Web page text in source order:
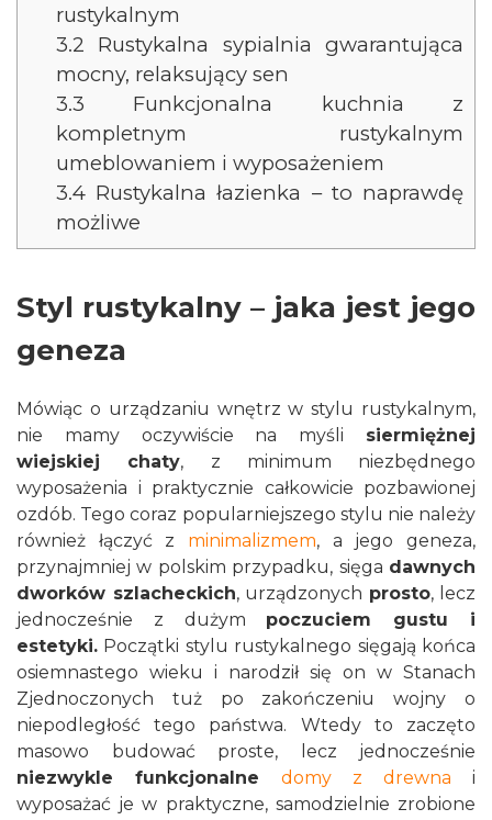
rustykalnym
3.2 Rustykalna sypialnia gwarantująca
mocny, relaksujący sen
3.3 Funkcjonalna kuchnia z
kompletnym rustykalnym
umeblowaniem i wyposażeniem
3.4 Rustykalna łazienka – to naprawdę
możliwe
Styl rustykalny – jaka jest jego
geneza
Mówiąc o urządzaniu wnętrz w stylu rustykalnym,
nie mamy oczywiście na myśli siermiężnej
wiejskiej chaty, z minimum niezbędnego
wyposażenia i praktycznie całkowicie pozbawionej
ozdób. Tego coraz popularniejszego stylu nie należy
również łączyć z minimalizmem, a jego geneza,
przynajmniej w polskim przypadku, sięga dawnych
dworków szlacheckich, urządzonych prosto, lecz
jednocześnie z dużym poczuciem gustu i
estetyki. Początki stylu rustykalnego sięgają końca
osiemnastego wieku i narodził się on w Stanach
Zjednoczonych tuż po zakończeniu wojny o
niepodległość tego państwa. Wtedy to zaczęto
masowo budować proste, lecz jednocześnie
niezwykle funkcjonalne domy z drewna i
wyposażać je w praktyczne, samodzielnie zrobione